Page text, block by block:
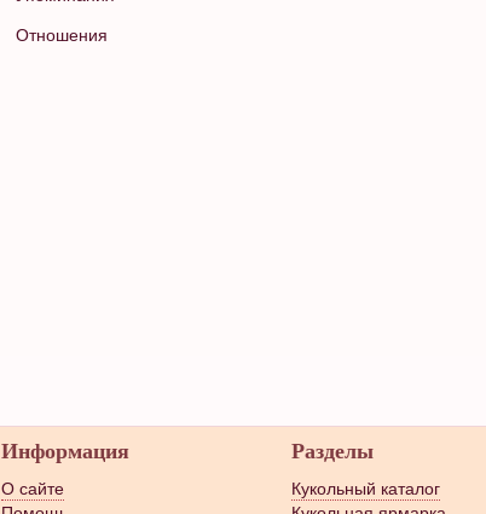
Отношения
Информация
О сайте
Разделы
Кукольный каталог